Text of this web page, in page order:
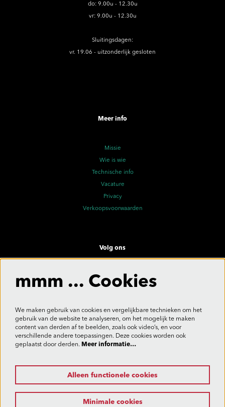
do: 9.00u - 12.30u
vr: 9.00u - 12.30u
Sluitingsdagen:
vr. 19.06 - uitzonderlijk gesloten
Meer info
Missie
Wie is wie
Technische info
Vacature
Privacy
Verkoopsvoorwaarden
Volg ons
Aanmelden
Deze site wordt beschermd door reCAPTCHA, dataverwerking gebeurt in overeenstemming met de
mmm ... Cookies
We maken gebruik van cookies en vergelijkbare technieken om het
gebruik van de website te analyseren, om het mogelijk te maken
content van derden af te beelden, zoals ook video’s, en voor
verschillende andere toepassingen. Deze cookies worden ook
geplaatst door derden. Meer informatie…
Alleen functionele cookies
Minimale cookies